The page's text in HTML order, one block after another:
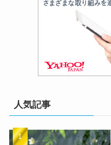
人気記事